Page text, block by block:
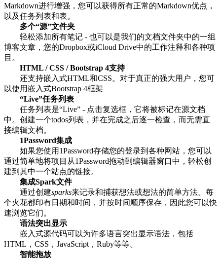
Markdown进行增强，您可以获得所有正常的Markdown优点，
以及任务列表和表。
多个“源”文件夹
轻松添加所有笔记 - 也可以是我们的文档文件夹中的一组
博客文章，您的Dropbox或iCloud Drive中的工作注释和各种项
目。
HTML / CSS / Bootstrap 4支持
还支持嵌入式HTML和CSS。对于真正的强大用户，您可
以使用嵌入式Bootstrap 4框架
“Live”任务列表
任务列表是“Live” - 点击复选框，它将被标记在源文档
中。创建一个todos列表，并在完成之后逐一检查，而无需直
接编辑文档。
1Password集成
如果您使用1Password存储您的登录到各种网站，您可以
通过简单地将项目从1Password拖动到编辑器窗口中，轻松创
建到其中一个站点的链接。
集成Spark文件
通过创建sparks来记录和捕获想法或想法的简单方法。每
个火花都印有日期和时间，并按时间顺序保存，因此您可以快
速浏览它们。
语法突出显示
嵌入式源代码可以为许多语言突出显示语法，包括
HTML，CSS，JavaScript，Ruby等等。
智能拖放